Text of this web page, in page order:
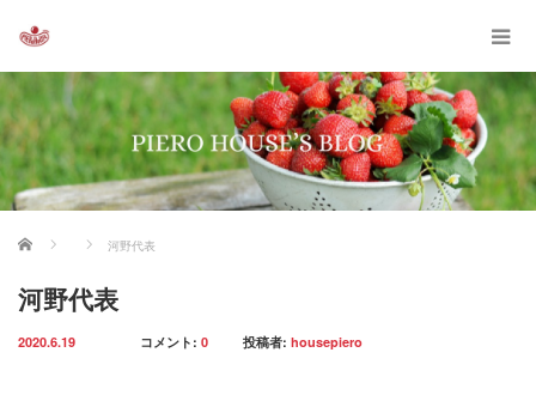
ホーム 河野代表
河野代表
2020.6.19 コメント: 0 投稿者: housepiero